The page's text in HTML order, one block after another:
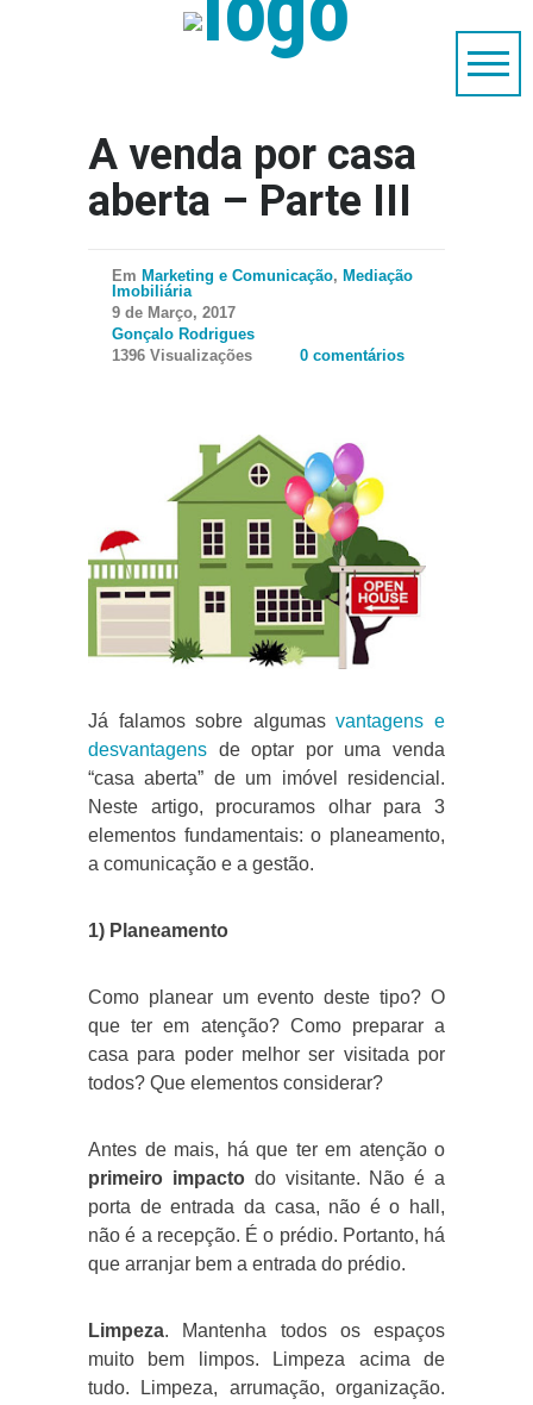
A venda por casa
aberta – Parte III
Em Marketing e Comunicação, Mediação
Imobiliária
9 de Março, 2017
Gonçalo Rodrigues
1396 Visualizações
0 comentários
Já falamos sobre algumasvantagens e
desvantagens de optar por uma venda
“casa aberta” de um imóvel residencial.
Neste artigo, procuramos olhar para 3
elementos fundamentais: o planeamento,
a comunicação e a gestão.
1) Planeamento
Como planear um evento deste tipo? O
que ter em atenção? Como preparar a
casa para poder melhor ser visitada por
todos? Que elementos considerar?
Antes de mais, há que ter em atenção o
primeiro impactodo visitante. Não é a
porta de entrada da casa, não é o hall,
não é a recepção. É o prédio. Portanto, há
que arranjar bem a entrada do prédio.
Limpeza. Mantenha todos os espaços
muito bem limpos. Limpeza acima de
tudo. Limpeza, arrumação, organização.